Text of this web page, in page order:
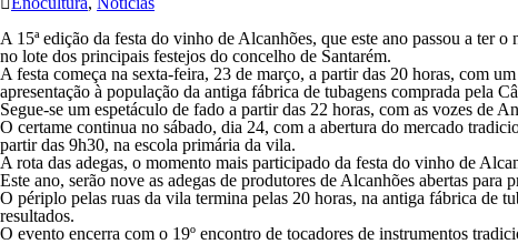
A 15ª edição da festa do vinho de Alcanhões, que este ano passou a ter
no lote dos principais festejos do concelho de Santarém.
A festa começa na sexta-feira, 23 de março, a partir das 20 horas, com
apresentação à população da antiga fábrica de tubagens comprada pela
Segue-se um espetáculo de fado a partir das 22 horas, com as vozes
O certame continua no sábado, dia 24, com a abertura do mercado
partir das 9h30, na escola primária da vila.
A rota das adegas, o momento mais participado da festa do vinho de
Este ano, serão nove as adegas de produtores de Alcanhões abertas
O périplo pelas ruas da vila termina pelas 20 horas, na antiga fábrica de
resultados.
O evento encerra com o 19º encontro de tocadores de instrumentos